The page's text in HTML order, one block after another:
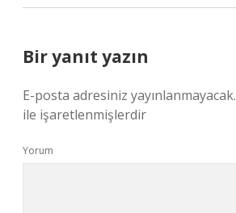
Bir yanıt yazın
E-posta adresiniz yayınlanmayacak.
ile işaretlenmişlerdir
Yorum